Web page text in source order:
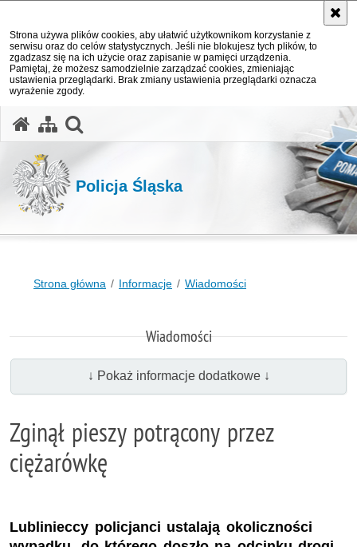
Strona używa plików cookies, aby ułatwić użytkownikom korzystanie z
serwisu oraz do celów statystycznych. Jeśli nie blokujesz tych plików, to
zgadzasz się na ich użycie oraz zapisanie w pamięci urządzenia.
Pamiętaj, że możesz samodzielnie zarządzać cookies, zmieniając
ustawienia przeglądarki. Brak zmiany ustawienia przeglądarki oznacza
wyrażenie zgody.
Policja Śląska
Strona główna Informacje Wiadomości
Wiadomości
↓ Pokaż informacje dodatkowe ↓
Zginął pieszy potrącony przez
ciężarówkę
Lublinieccy policjanci ustalają okoliczności